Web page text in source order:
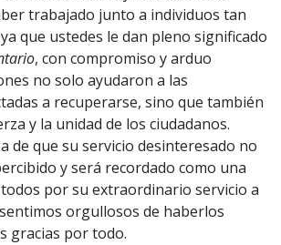
trabajado junto a individuos tan
que ustedes le dan pleno significado
, con compromiso y arduo
no solo ayudaron a las
a recuperarse, sino que también
y la unidad de los ciudadanos.
de que su servicio desinteresado no
y será recordado como una
por su extraordinario servicio a
orgullosos de haberlos
gracias por todo.